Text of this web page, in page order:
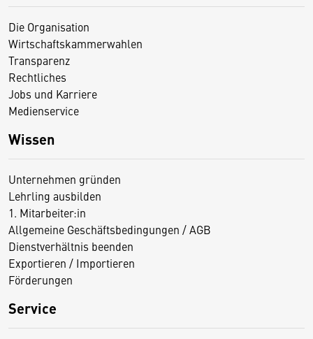
Die Organisation
Wirtschaftskammerwahlen
Transparenz
Rechtliches
Jobs und Karriere
Medienservice
Wissen
Unternehmen gründen
Lehrling ausbilden
1. Mitarbeiter:in
Allgemeine Geschäftsbedingungen / AGB
Dienstverhältnis beenden
Exportieren / Importieren
Förderungen
Service